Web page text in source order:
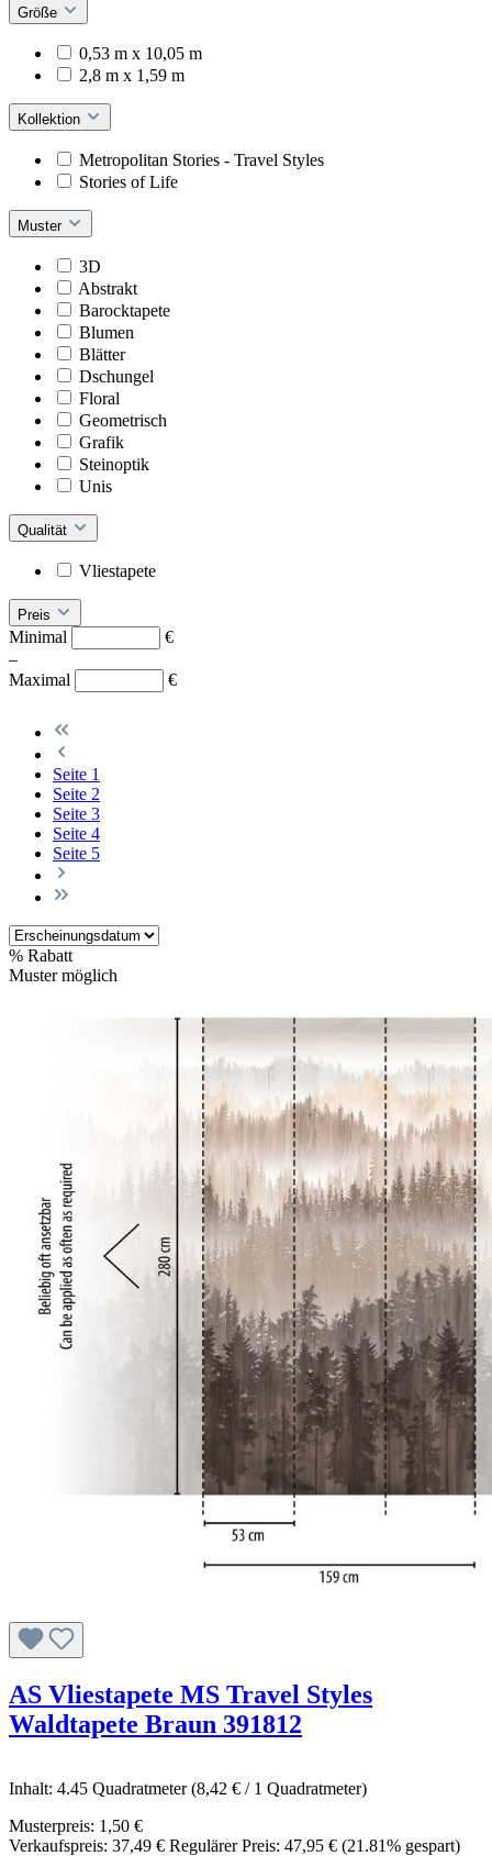
Größe
0,53 m x 10,05 m
2,8 m x 1,59 m
Kollektion
Metropolitan Stories - Travel Styles
Stories of Life
Muster
3D
Abstrakt
Barocktapete
Blumen
Blätter
Dschungel
Floral
Geometrisch
Grafik
Steinoptik
Unis
Qualität
Vliestapete
Preis
Minimal
€
–
Maximal
€
Seite 1
Seite 2
Seite 3
Seite 4
Seite 5
% Rabatt
Muster möglich
AS Vliestapete MS Travel Styles
Waldtapete Braun 391812
Inhalt: 4.45 Quadratmeter(8,42 € / 1 Quadratmeter)
Musterpreis: 1,50 €
Verkaufspreis: 37,49 € Regulärer Preis: 47,95 € (21.81% gespart)